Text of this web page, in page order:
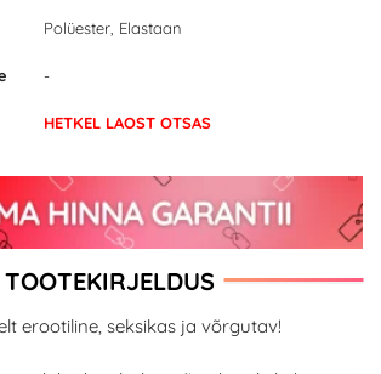
Polüester, Elastaan
-
HETKEL LAOST OTSAS
TOOTEKIRJELDUS
erootiline, seksikas ja võrgutav!